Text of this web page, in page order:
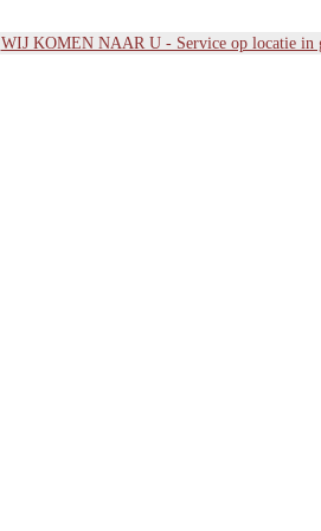
WIJ KOMEN NAAR U - Service op locatie in